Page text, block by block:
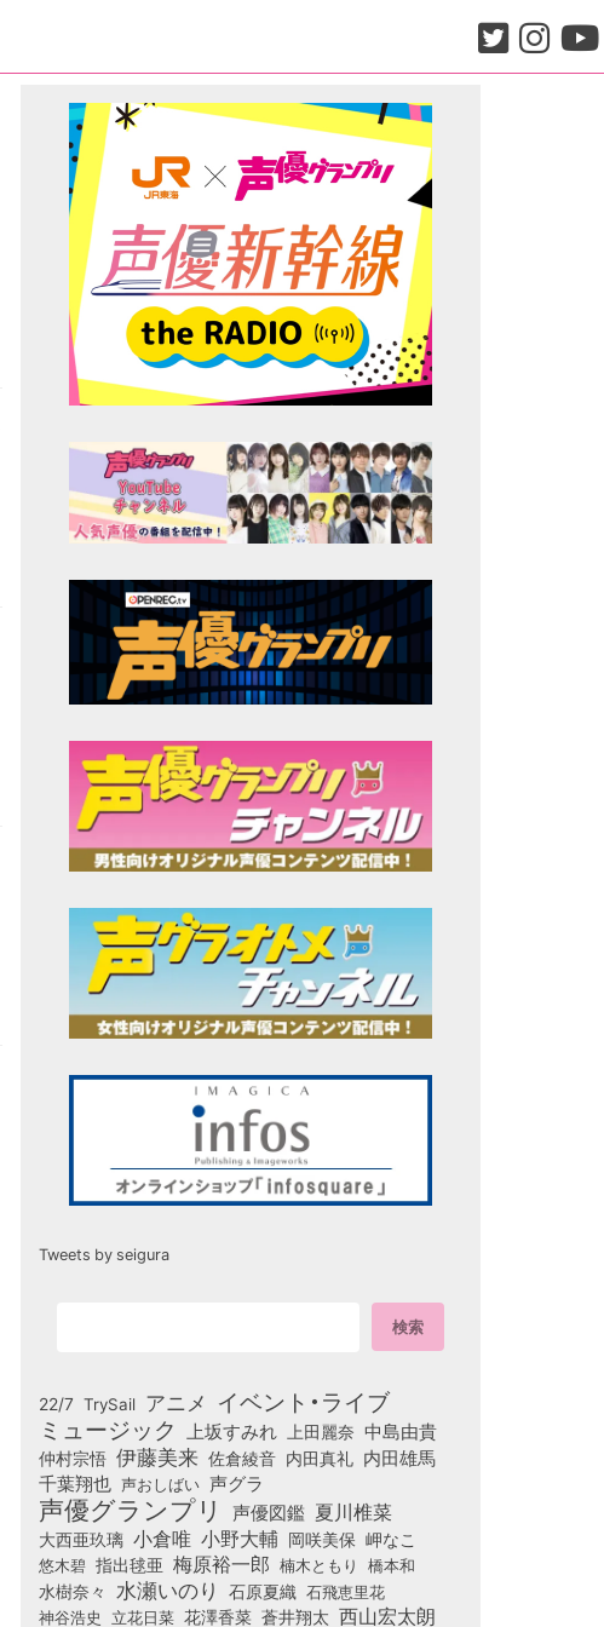
Tweets by seigura
22/7 TrySail アニメ イベント・ライブ
ミュージック 上坂すみれ 上田麗奈 中島由貴
仲村宗悟 伊藤美来 佐倉綾音 内田真礼 内田雄馬
千葉翔也 声おしばい 声グラ
声優グランプリ 声優図鑑 夏川椎菜
大西亜玖璃 小倉唯 小野大輔 岡咲美保 岬なこ
悠木碧 指出毬亜 梅原裕一郎 楠木ともり 橋本和
水樹奈々 水瀬いのり 石原夏織 石飛恵里花
神谷浩史 立花日菜 花澤香菜 蒼井翔太 西山宏太朗